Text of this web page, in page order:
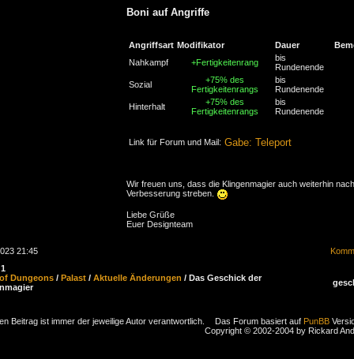
Boni auf Angriffe
Angriffsart Modifikator Dauer
Nahkampf
+Fertigkeitenrang
bis
Rundenende
Sozial
+75% des
Fertigkeitenrangs
bis
Rundenende
Hinterhalt
+75% des
Fertigkeitenrangs
bis
Rundenende
Link für Forum und Mail: Gabe: Teleport
Wir freuen uns, dass die Klingenmagier auch weiterhin nach
Verbesserung streben.
Liebe Grüße
Euer Designteam
21:45
1
Dungeons / Palast / Aktuelle Änderungen / Das Geschick der
Beitrag ist immer der jeweilige Autor verantwortlich. Das Forum basiert auf PunBB
Copyright © 2002-2004 by Rickard